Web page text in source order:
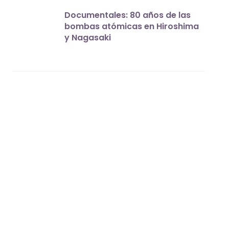
Documentales: 80 años de las
bombas atómicas en Hiroshima
y Nagasaki